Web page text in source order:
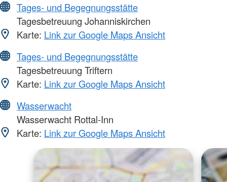
Tages- und Begegnungsstätte
Tagesbetreuung Johanniskirchen
Karte: Link zur Google Maps Ansicht
Tages- und Begegnungsstätte
Tagesbetreuung Triftern
Karte: Link zur Google Maps Ansicht
Wasserwacht
Wasserwacht Rottal-Inn
Karte: Link zur Google Maps Ansicht